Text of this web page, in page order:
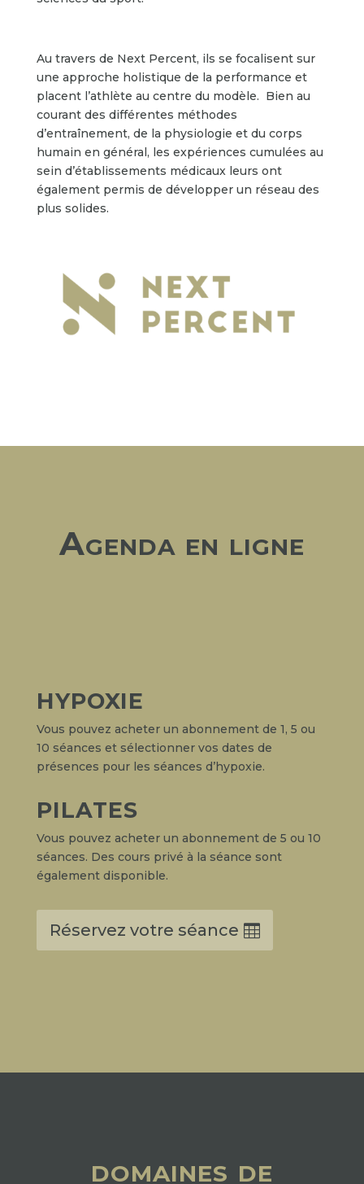
Au travers de Next Percent, ils se focalisent sur
une approche holistique de la performance et
placent l’athlète au centre du modèle. Bien au
courant des différentes méthodes
d’entraînement, de la physiologie et du corps
humain en général, les expériences cumulées au
sein d’établissements médicaux leurs ont
également permis de développer un réseau des
plus solides.
Agenda en ligne
HYPOXIE
Vous pouvez acheter un abonnement de 1, 5 ou
10 séances et sélectionner vos dates de
présences pour les séances d’hypoxie.
PILATES
Vous pouvez acheter un abonnement de 5 ou 10
séances. Des cours privé à la séance sont
également disponible.
Réservez votre séance
domaines de